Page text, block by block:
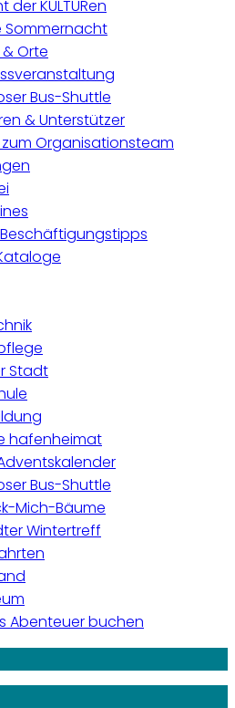
KULTURen
Sommernacht
Orte
Bus-Shuttle
& Unterstützer
Organisationsteam
Stadt
hafenheimat
Bus-Shuttle
Mich-Bäume
Wintertreff
Abenteuer buchen